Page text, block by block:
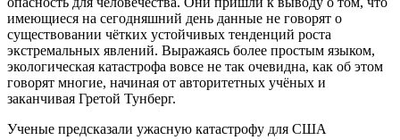
имеющиеся на сегодняшний день данные не говорят о
существовании чётких устойчивых тенденций роста
экстремальных явлений. Выражаясь более простым языком,
экологическая катастрофа вовсе не так очевидна, как об этом
говорят многие, начиная от авторитетных учёных и
заканчивая Гретой Тунберг.
Ученые предсказали ужасную катастрофу для США